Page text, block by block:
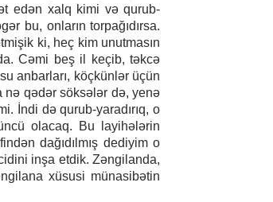
edən xalq kimi və qurub-
bu, onların torpağıdırsa.
ki, heç kim unutmasın
Cəmi beş il keçib, təkcə
anbarları, köçkünlər üçün
nə qədər söksələr də, yenə
İndi də qurub-yaradırıq, o
olacaq. Bu layihələrin
dağıdılmış dediyim o
inşa etdik. Zəngilanda,
xüsusi münasibətin